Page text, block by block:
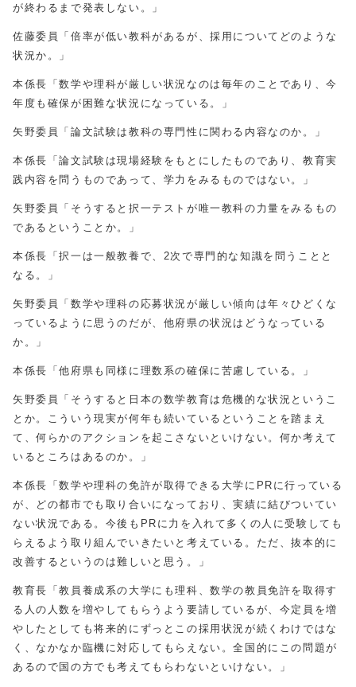
が終わるまで発表しない。」
佐藤委員「倍率が低い教科があるが、採用についてどのような
状況か。」
本係長「数学や理科が厳しい状況なのは毎年のことであり、今
年度も確保が困難な状況になっている。」
矢野委員「論文試験は教科の専門性に関わる内容なのか。」
本係長「論文試験は現場経験をもとにしたものであり、教育実
践内容を問うものであって、学力をみるものではない。」
矢野委員「そうすると択一テストが唯一教科の力量をみるもの
であるということか。」
本係長「択一は一般教養で、2次で専門的な知識を問うことと
なる。」
矢野委員「数学や理科の応募状況が厳しい傾向は年々ひどくな
っているように思うのだが、他府県の状況はどうなっている
か。」
本係長「他府県も同様に理数系の確保に苦慮している。」
矢野委員「そうすると日本の数学教育は危機的な状況というこ
とか。こういう現実が何年も続いているということを踏まえ
て、何らかのアクションを起こさないといけない。何か考えて
いるところはあるのか。」
本係長「数学や理科の免許が取得できる大学にPRに行っている
が、どの都市でも取り合いになっており、実績に結びついてい
ない状況である。今後もPRに力を入れて多くの人に受験しても
らえるよう取り組んでいきたいと考えている。ただ、抜本的に
改善するというのは難しいと思う。」
教育長「教員養成系の大学にも理科、数学の教員免許を取得す
る人の人数を増やしてもらうよう要請しているが、今定員を増
やしたとしても将来的にずっとこの採用状況が続くわけではな
く、なかなか臨機に対応してもらえない。全国的にこの問題が
あるので国の方でも考えてもらわないといけない。」